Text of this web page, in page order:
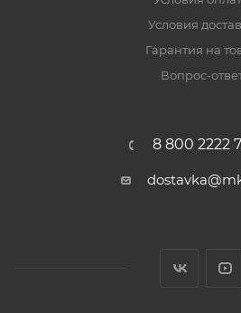
Условия
Гарантия на
Вопрос-
8 800 2222